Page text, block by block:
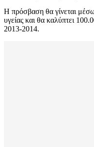
Η πρόσβαση θα γίνεται
υγείας και θα καλύπτει
2013-2014.